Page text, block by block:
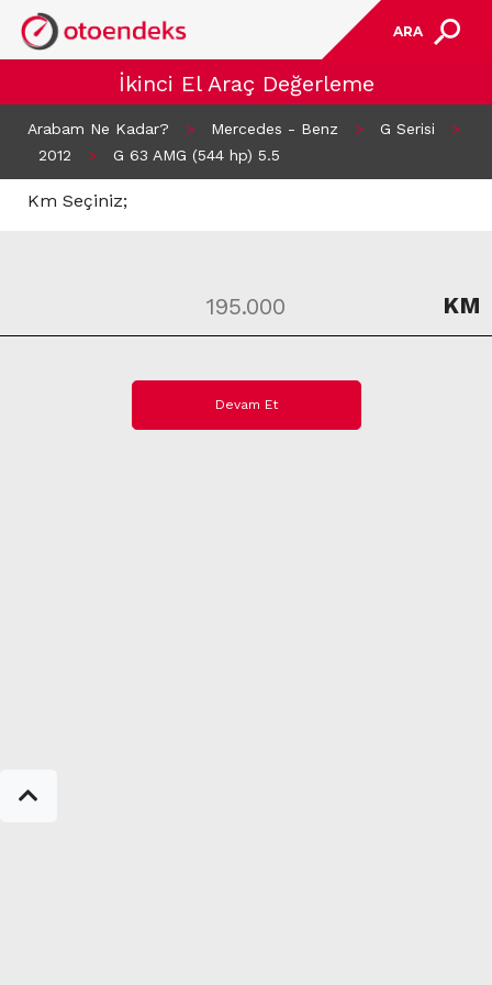
ARA
İkinci El Araç Değerleme
Arabam Ne Kadar? > Mercedes - Benz > G Serisi
>
2012
> G 63 AMG (544 hp) 5.5
Km Seçiniz;
KM
Devam Et